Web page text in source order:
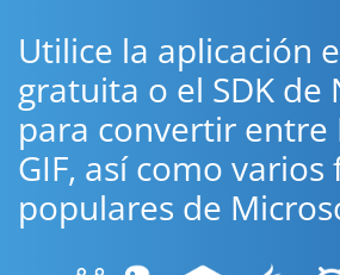
Utilice la aplicación
gratuita o el SDK de
para convertir entre
GIF, así como
populares de